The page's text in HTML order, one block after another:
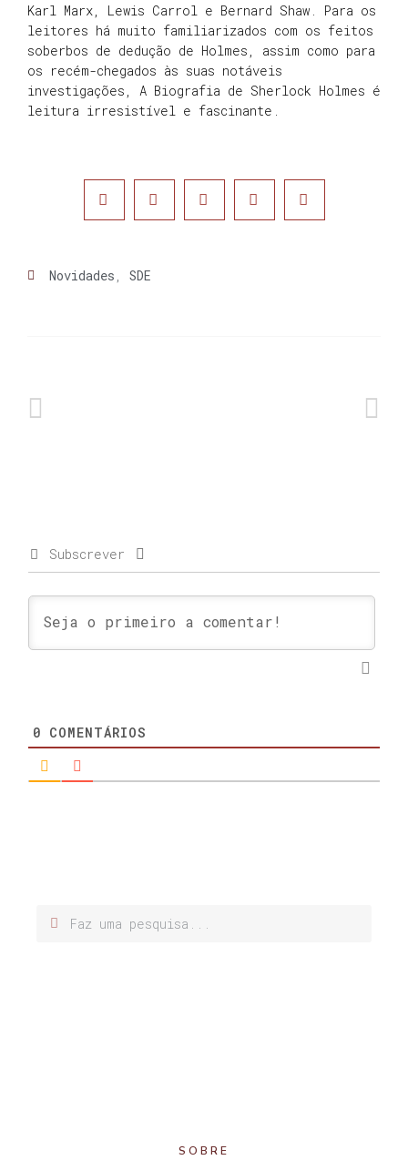
Karl Marx, Lewis Carrol e Bernard Shaw. Para os
leitores há muito familiarizados com os feitos
soberbos de dedução de Holmes, assim como para
os recém-chegados às suas notáveis
investigações, A Biografia de Sherlock Holmes é
leitura irresistível e fascinante.
Novidades , SDE
Subscrever
0 COMENTÁRIOS
SOBRE